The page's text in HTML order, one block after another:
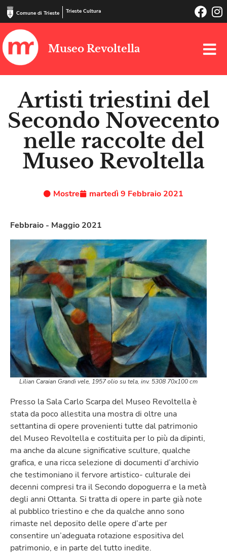
Comune di Trieste Trieste Cultura
Museo Revoltella
Artisti triestini del
Secondo Novecento
nelle raccolte del
Museo Revoltella
Mostre martedì 9 Febbraio 2021
Febbraio - Maggio 2021
Lilian Caraian Grandi vele, 1957 olio su tela, inv. 5308 70x100 cm
Presso la Sala Carlo Scarpa del Museo Revoltella è
stata da poco allestita una mostra di oltre una
settantina di opere provenienti tutte dal patrimonio
del Museo Revoltella e costituita per lo più da dipinti,
ma anche da alcune significative sculture, qualche
grafica, e una ricca selezione di documenti d’archivio
che testimoniano il fervore artistico- culturale dei
decenni compresi tra il Secondo dopoguerra e la metà
degli anni Ottanta. Si tratta di opere in parte già note
al pubblico triestino e che da qualche anno sono
rimaste nel deposito delle opere d’arte per
consentire un’adeguata rotazione espositiva del
patrimonio, e in parte del tutto inedite.